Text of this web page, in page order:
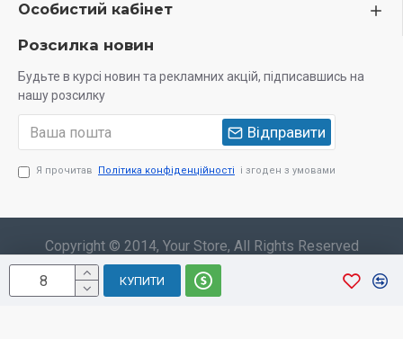
КУПИТИ
Особистий кабінет
Розсилка новин
Будьте в курсі новин та рекламних акцій, підписавшись на
нашу розсилку
Відправити
Я прочитав Політика конфіденційності і згоден з умовами
Copyright © 2014, Your Store, All Rights Reserved